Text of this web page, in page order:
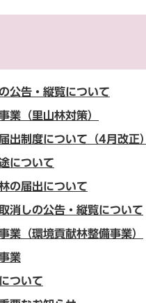
公告・縦覧について
業（里山林対策）
出制度について（4月改正）
について
の届出について
消しの公告・縦覧について
業（環境貢献林整備事業）
業
ついて